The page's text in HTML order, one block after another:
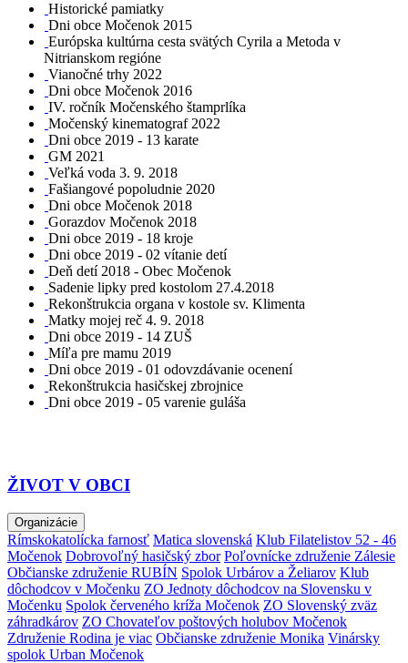
Historické pamiatky
Dni obce Močenok 2015
Európska kultúrna cesta svätých Cyrila a Metoda v
Nitrianskom regióne
Vianočné trhy 2022
Dni obce Močenok 2016
IV. ročník Močenského štamprlíka
Močenský kinematograf 2022
Dni obce 2019 - 13 karate
GM 2021
Veľká voda 3. 9. 2018
Fašiangové popoludnie 2020
Dni obce Močenok 2018
Gorazdov Močenok 2018
Dni obce 2019 - 18 kroje
Dni obce 2019 - 02 vítanie detí
Deň detí 2018 - Obec Močenok
Sadenie lipky pred kostolom 27.4.2018
Rekonštrukcia organa v kostole sv. Klimenta
Matky mojej reč 4. 9. 2018
Dni obce 2019 - 14 ZUŠ
Míľa pre mamu 2019
Dni obce 2019 - 01 odovzdávanie ocenení
Rekonštrukcia hasičskej zbrojnice
Dni obce 2019 - 05 varenie guláša
ŽIVOT V OBCI
Organizácie
Rímskokatolícka farnosť Matica slovenská Klub Filatelistov 52 - 46
Močenok Dobrovoľný hasičský zbor Poľovnícke združenie Zálesie
Občianske združenie RUBÍN Spolok Urbárov a Želiarov Klub
dôchodcov v Močenku ZO Jednoty dôchodcov na Slovensku v
Močenku Spolok červeného kríža Močenok ZO Slovenský zväz
záhradkárov ZO Chovateľov poštových holubov Močenok
Združenie Rodina je viac Občianske združenie Monika Vinársky
spolok Urban Močenok